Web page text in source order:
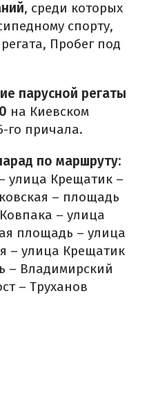
, среди которых
спорту,
Пробег под
парусной регаты
на Киевском
го причала.
по маршруту:
улица Крещатик –
– площадь
– улица
площадь – улица
– улица Крещатик
– Владимирский
– Труханов